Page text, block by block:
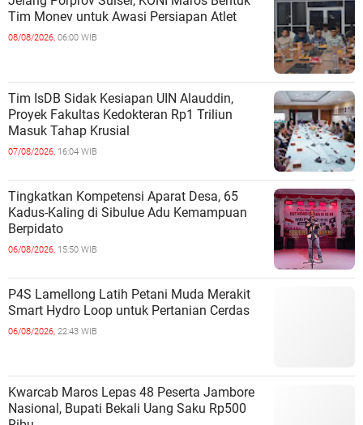
Tim Monev untuk Awasi Persiapan Atlet
08/08/2026, 06:00 WIB
Tim IsDB Sidak Kesiapan UIN Alauddin,
Proyek Fakultas Kedokteran Rp1 Triliun
Masuk Tahap Krusial
07/08/2026, 16:04 WIB
Tingkatkan Kompetensi Aparat Desa, 65
Kadus-Kaling di Sibulue Adu Kemampuan
Berpidato
06/08/2026, 15:50 WIB
P4S Lamellong Latih Petani Muda Merakit
Smart Hydro Loop untuk Pertanian Cerdas
06/08/2026, 22:43 WIB
Kwarcab Maros Lepas 48 Peserta Jambore
Nasional, Bupati Bekali Uang Saku Rp500